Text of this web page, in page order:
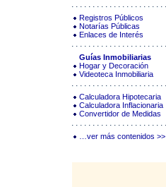
Registros Públicos
Notarías Públicas
Enlaces de Interés
Guías Inmobiliarias
Hogar y Decoración
Videoteca Inmobiliaria
Calculadora Hipotecaria
Calculadora Inflacionaria
Convertidor de Medidas
…ver más contenidos >>